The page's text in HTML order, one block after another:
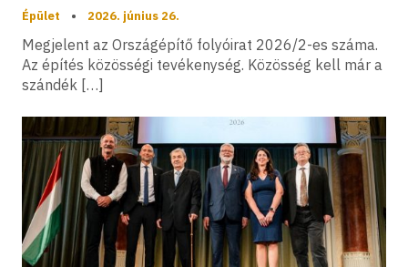
Épület • 2026. június 26.
Megjelent az Országépítő folyóirat 2026/2-es száma.
Az építés közösségi tevékenység. Közösség kell már a
szándék […]